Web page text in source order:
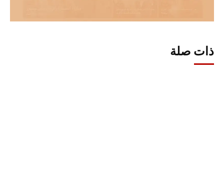
ذات صلة